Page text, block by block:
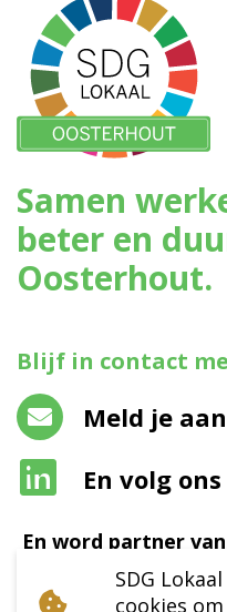
Samen
beter en
Oosterhout.
Blijf in contact
Meld je
En volg
En word partner
SDG LokaalSDG
cookies